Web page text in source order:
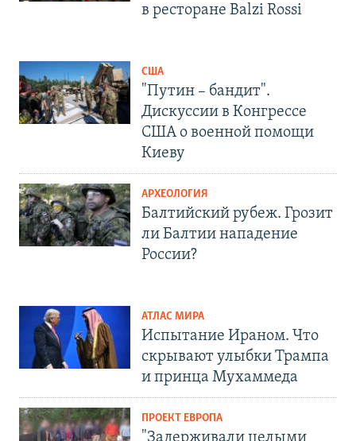
в ресторане Balzi Rossi
США
"Путин – бандит".
Дискуссии в Конгрессе
США о военной помощи
Киеву
АРХЕОЛОГИЯ
Балтийский рубеж. Грозит
ли Балтии нападение
России?
АТЛАС МИРА
Испытание Ираном. Что
скрывают улыбки Трампа
и принца Мухаммеда
ПРОЕКТ ЕВРОПА
"Задерживали целыми